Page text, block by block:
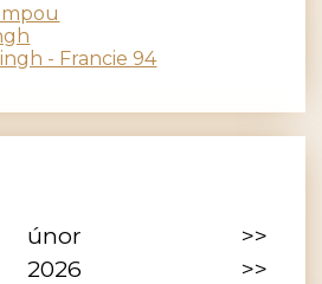
- Francie 94
únor
>>
2026
>>